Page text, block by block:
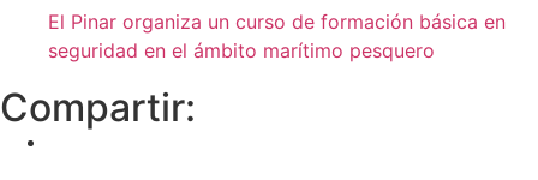
El Pinar organiza un curso de formación básica en
seguridad en el ámbito marítimo pesquero
Compartir: